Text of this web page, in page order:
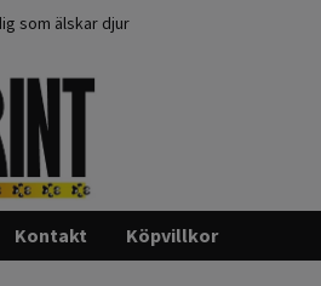
som älskar djur
Kontakt Köpvillkor